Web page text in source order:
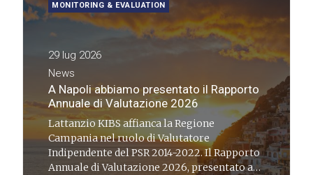
MONITORING & EVALUATION
29 lug 2026
News
A Napoli abbiamo presentato il Rapporto
Annuale di Valutazione 2026
Lattanzio KIBS affianca la Regione
Campania nel ruolo di Valutatore
Indipendente del PSR 2014-2022. Il Rapporto
Annuale di Valutazione 2026, presentato a